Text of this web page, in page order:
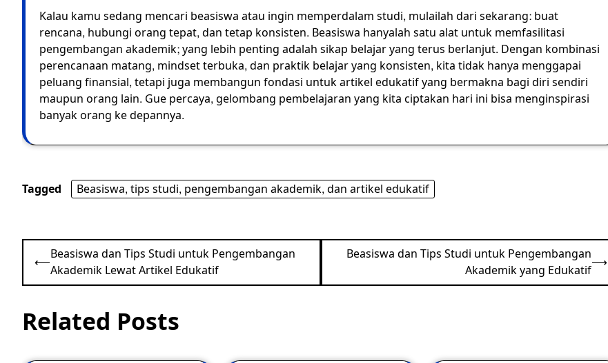
Kalau kamu sedang mencari beasiswa atau ingin memperdalam studi, mulailah dari sekarang: buat
rencana, hubungi orang tepat, dan tetap konsisten. Beasiswa hanyalah satu alat untuk memfasilitasi
pengembangan akademik; yang lebih penting adalah sikap belajar yang terus berlanjut. Dengan kombinasi
perencanaan matang, mindset terbuka, dan praktik belajar yang konsisten, kita tidak hanya menggapai
peluang finansial, tetapi juga membangun fondasi untuk artikel edukatif yang bermakna bagi diri sendiri
maupun orang lain. Gue percaya, gelombang pembelajaran yang kita ciptakan hari ini bisa menginspirasi
banyak orang ke depannya.
Tagged Beasiswa, tips studi, pengembangan akademik, dan artikel edukatif
Post
navigation
⟵Beasiswa dan Tips Studi untuk Pengembangan
Akademik Lewat Artikel Edukatif
Beasiswa dan Tips Studi untuk Pengembangan
Akademik yang Edukatif⟶
Related Posts